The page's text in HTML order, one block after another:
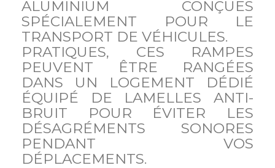
ALUMINIUM CONÇUES
SPÉCIALEMENT POUR LE
TRANSPORT DE VÉHICULES.
PRATIQUES, CES RAMPES
PEUVENT ÊTRE RANGÉES
DANS UN LOGEMENT DÉDIÉ
ÉQUIPÉ DE LAMELLES ANTI-
BRUIT POUR ÉVITER LES
DÉSAGRÉMENTS SONORES
PENDANT VOS
DÉPLACEMENTS.